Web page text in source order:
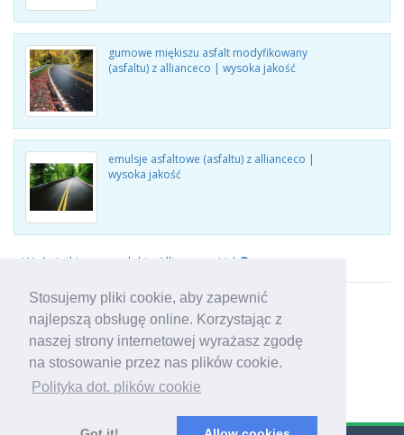
Stosujemy pliki cookie, aby zapewnić
najlepszą obsługę online. Korzystając z
naszej strony internetowej wyrażasz zgodę
na stosowanie przez nas plików cookie.
Polityka dot. plików cookie
gumowe miękiszu asfalt modyfikowany
(asfaltu) z allianceco | wysoka jakość
emulsje asfaltowe (asfaltu) z allianceco |
wysoka jakość
Wyświetl inne produkty Allianceco Ltd